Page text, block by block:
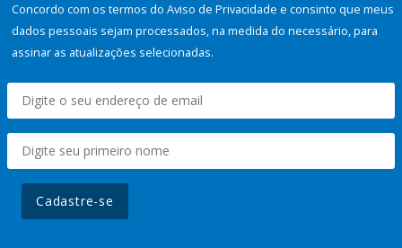
Concordo com os termos do Aviso de Privacidade e consinto que meus
dados pessoais sejam processados, na medida do necessário, para
assinar as atualizações selecionadas.
Cadastre-se